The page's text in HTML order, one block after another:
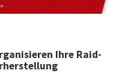
Ihre Raid-